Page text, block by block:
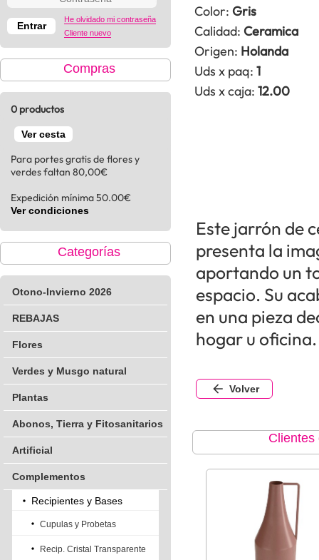
He olvidado mi contraseña
Cliente nuevo
Compras
0 productos
Ver cesta
Para portes gratis de flores y
verdes faltan 80,00€
Expedición mínima 50.00€
Ver condiciones
Categorías
Otono-Invierno 2026
REBAJAS
Flores
Verdes y Musgo natural
Plantas
Abonos, Tierra y Fitosanitarios
Artificial
Complementos
Recipientes y Bases
Cupulas y Probetas
Recip. Cristal Transparente
Color: Gris
Calidad: Ceramica
Origen: Holanda
Uds x paq: 1
Uds x caja: 12.00
Este jarrón de
presenta la
aportando un
espacio. Su
en una pieza
hogar u oficina.
Volver
Clientes